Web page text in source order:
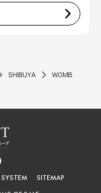
SHIBUYA
WOMB
SITEMAP